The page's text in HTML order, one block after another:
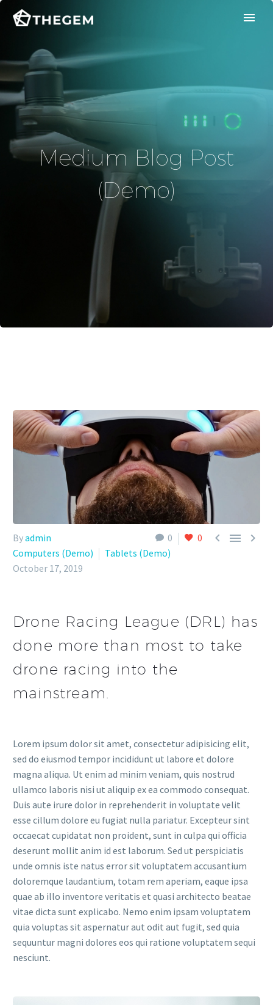
Medium Blog Post
(Demo)
0 0   
Byadmin
Computers (Demo)
Tablets (Demo)
October 17, 2019
Drone Racing League (DRL) has
done more than most to take
drone racing into the
mainstream.
Lorem ipsum dolor sit amet, consectetur adipisicing elit,
sed do eiusmod tempor incididunt ut labore et dolore
magna aliqua. Ut enim ad minim veniam, quis nostrud
ullamco laboris nisi ut aliquip ex ea commodo consequat.
Duis aute irure dolor in reprehenderit in voluptate velit
esse cillum dolore eu fugiat nulla pariatur. Excepteur sint
occaecat cupidatat non proident, sunt in culpa qui officia
deserunt mollit anim id est laborum. Sed ut perspiciatis
unde omnis iste natus error sit voluptatem accusantium
doloremque laudantium, totam rem aperiam, eaque ipsa
quae ab illo inventore veritatis et quasi architecto beatae
vitae dicta sunt explicabo. Nemo enim ipsam voluptatem
quia voluptas sit aspernatur aut odit aut fugit, sed quia
sequuntur magni dolores eos qui ratione voluptatem sequi
nesciunt.